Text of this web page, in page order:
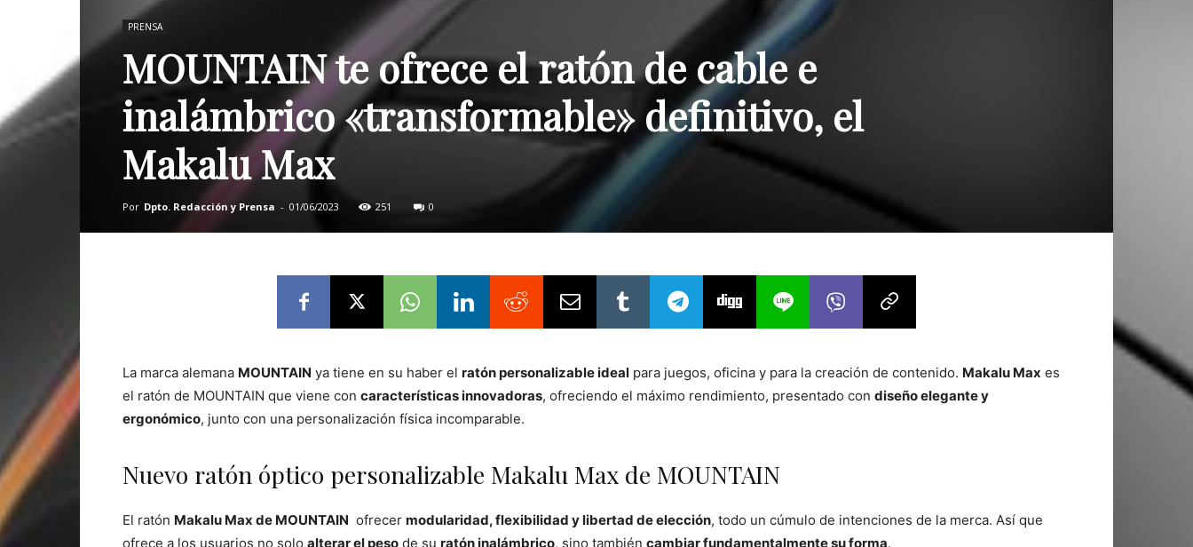
PRENSA
MOUNTAIN te ofrece el ratón de cable e
inalámbrico «transformable» definitivo, el
Makalu Max
Por Dpto. Redacción y Prensa - 01/06/2023 251 0
La marca alemana MOUNTAIN ya tiene en su haber el ratón personalizable ideal para juegos, oficina y para la creación de contenido. Makalu Max es
el ratón de MOUNTAIN que viene con características innovadoras, ofreciendo el máximo rendimiento, presentado con diseño elegante y
ergonómico, junto con una personalización física incomparable.
Nuevo ratón óptico personalizable Makalu Max de MOUNTAIN
El ratón Makalu Max de MOUNTAIN ofrecer modularidad, flexibilidad y libertad de elección, todo un cúmulo de intenciones de la merca. Así que
ofrece a los usuarios no solo alterar el peso de su ratón inalámbrico, sino también cambiar fundamentalmente su forma.